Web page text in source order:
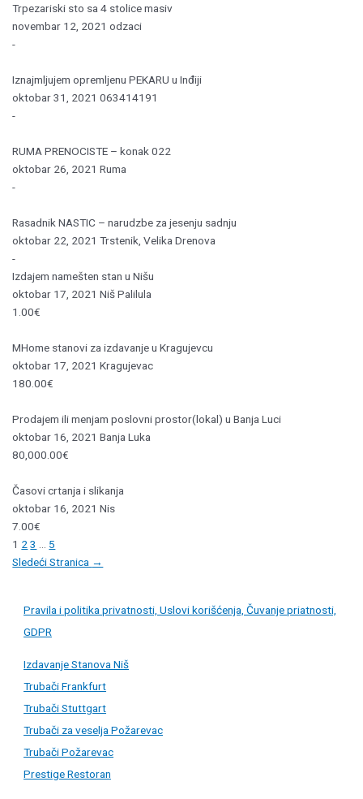
Trpezariski sto sa 4 stolice masiv
novembar 12, 2021 odzaci
-
Iznajmljujem opremljenu PEKARU u Inđiji
oktobar 31, 2021 063414191
-
RUMA PRENOCISTE – konak 022
oktobar 26, 2021 Ruma
-
Rasadnik NASTIC – narudzbe za jesenju sadnju
oktobar 22, 2021 Trstenik, Velika Drenova
-
Izdajem namešten stan u Nišu
oktobar 17, 2021 Niš Palilula
1.00€
MHome stanovi za izdavanje u Kragujevcu
oktobar 17, 2021 Kragujevac
180.00€
Prodajem ili menjam poslovni prostor(lokal) u Banja Luci
oktobar 16, 2021 Banja Luka
80,000.00€
Časovi crtanja i slikanja
oktobar 16, 2021 Nis
7.00€
1 2 3 … 5
Post
Sledeći Stranica →
Pravila i politika privatnosti, Uslovi korišćenja, Čuvanje priatnosti,
GDPR
Izdavanje Stanova Niš
Trubači Frankfurt
Trubači Stuttgart
Trubači za veselja Požarevac
Trubači Požarevac
Prestige Restoran